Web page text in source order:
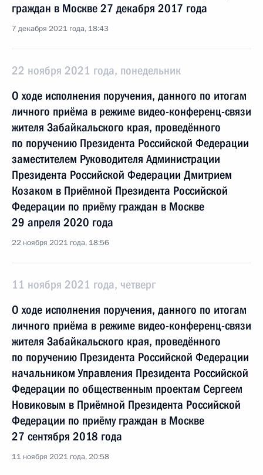
граждан в Москве 27 декабря 2017 года
7 декабря 2021 года, 18:43
22 ноября 2021 года, понедельник
О ходе исполнения поручения, данного по итогам
личного приёма в режиме видео-конференц-связи
жителя Забайкальского края, проведённого
по поручению Президента Российской Федерации
заместителем Руководителя Администрации
Президента Российской Федерации Дмитрием
Козаком в Приёмной Президента Российской
Федерации по приёму граждан в Москве
29 апреля 2020 года
22 ноября 2021 года, 18:56
11 ноября 2021 года, четверг
О ходе исполнения поручения, данного по итогам
личного приёма в режиме видео-конференц-связи
жителя Забайкальского края, проведённого
по поручению Президента Российской Федерации
начальником Управления Президента Российской
Федерации по общественным проектам Сергеем
Новиковым в Приёмной Президента Российской
Федерации по приёму граждан в Москве
27 сентября 2018 года
11 ноября 2021 года, 20:58